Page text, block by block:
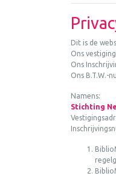
Dit is de
Ons
Ons
Ons B.T.W.-
Namens:
Stichting